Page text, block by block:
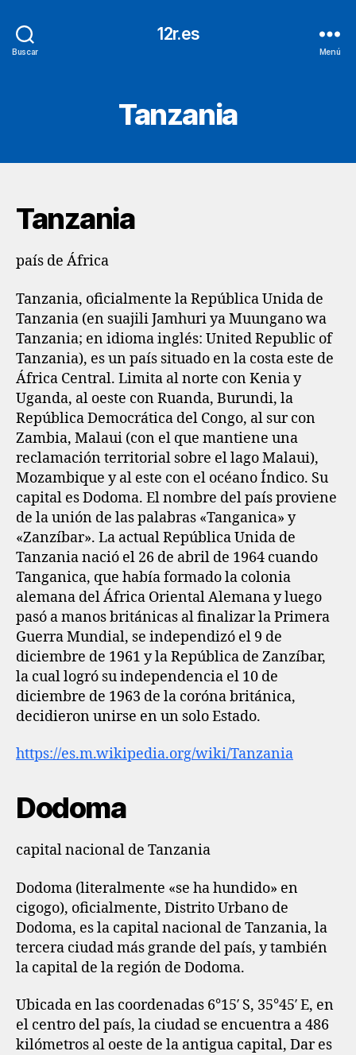
Buscar
12r.es
Menú
Tanzania
Tanzania
país de África
Tanzania, oficialmente la República Unida de
Tanzania (en suajili Jamhuri ya Muungano wa
Tanzania; en idioma inglés: United Republic of
Tanzania),​ es un país situado en la costa este de
África Central. Limita al norte con Kenia y
Uganda, al oeste con Ruanda, Burundi, la
República Democrática del Congo, al sur con
Zambia, Malaui (con el que mantiene una
reclamación territorial sobre el lago Malaui),
Mozambique y al este con el océano Índico. Su
capital es Dodoma. El nombre del país proviene
de la unión de las palabras «Tanganica» y
«Zanzíbar». La actual República Unida de
Tanzania nació el 26 de abril de 1964 cuando
Tanganica, que había formado la colonia
alemana del África Oriental Alemana y luego
pasó a manos británicas al finalizar la Primera
Guerra Mundial, se independizó el 9 de
diciembre de 1961 y la República de Zanzíbar,
la cual logró su independencia el 10 de
diciembre de 1963 de la coróna británica,
decidieron unirse en un solo Estado.
https://es.m.wikipedia.org/wiki/Tanzania
Dodoma
capital nacional de Tanzania
Dodoma (literalmente «se ha hundido» en
cigogo), oficialmente, Distrito Urbano de
Dodoma, es la capital nacional de Tanzania, la
tercera ciudad más grande del país, y también
la capital de la región de Dodoma.
Ubicada en las coordenadas 6°15′ S, 35°45′ E, en
el centro del país, la ciudad se encuentra a 486
kilómetros al oeste de la antigua capital, Dar es